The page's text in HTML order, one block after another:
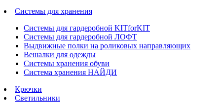
Системы для хранения
Системы для гардеробной KITforKIT
Системы для гардеробной ЛОФТ
Выдвижные полки на роликовых направляющих
Вешалки для одежды
Системы хранения обуви
Система хранения НАЙДИ
Крючки
Светильники